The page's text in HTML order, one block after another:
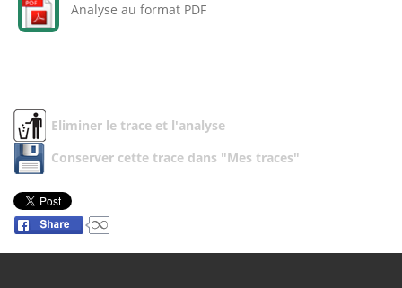
Analyse au format PDF
Eliminer le trace et l'analyse
Conserver cette trace dans "Mes traces"